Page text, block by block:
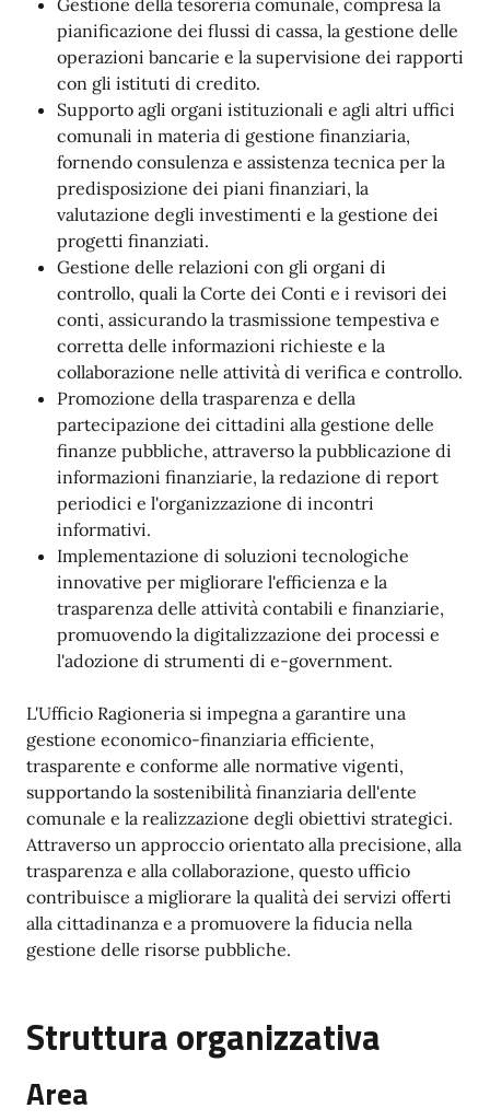
Gestione della tesoreria comunale, compresa la
pianificazione dei flussi di cassa, la gestione delle
operazioni bancarie e la supervisione dei rapporti
con gli istituti di credito.
Supporto agli organi istituzionali e agli altri uffici
comunali in materia di gestione finanziaria,
fornendo consulenza e assistenza tecnica per la
predisposizione dei piani finanziari, la
valutazione degli investimenti e la gestione dei
progetti finanziati.
Gestione delle relazioni con gli organi di
controllo, quali la Corte dei Conti e i revisori dei
conti, assicurando la trasmissione tempestiva e
corretta delle informazioni richieste e la
collaborazione nelle attività di verifica e controllo.
Promozione della trasparenza e della
partecipazione dei cittadini alla gestione delle
finanze pubbliche, attraverso la pubblicazione di
informazioni finanziarie, la redazione di report
periodici e l'organizzazione di incontri
informativi.
Implementazione di soluzioni tecnologiche
innovative per migliorare l'efficienza e la
trasparenza delle attività contabili e finanziarie,
promuovendo la digitalizzazione dei processi e
l'adozione di strumenti di e-government.
L'Ufficio Ragioneria si impegna a garantire una
gestione economico-finanziaria efficiente,
trasparente e conforme alle normative vigenti,
supportando la sostenibilità finanziaria dell'ente
comunale e la realizzazione degli obiettivi strategici.
Attraverso un approccio orientato alla precisione, alla
trasparenza e alla collaborazione, questo ufficio
contribuisce a migliorare la qualità dei servizi offerti
alla cittadinanza e a promuovere la fiducia nella
gestione delle risorse pubbliche.
Struttura organizzativa
Area